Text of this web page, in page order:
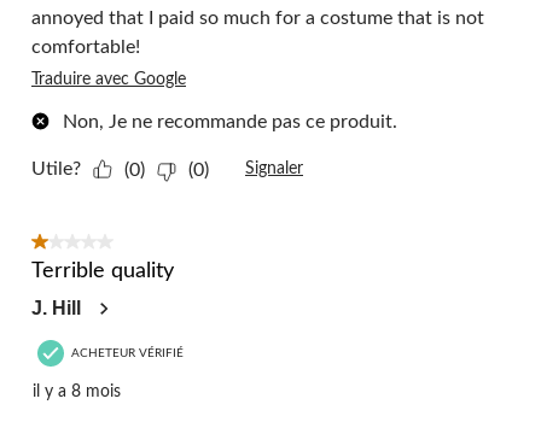
annoyed that I paid so much for a costume that is not
comfortable!
Traduire avec Google
Non, Je ne recommande pas ce produit.
Utile? (0) (0) Signaler
1 étoile(s) sur 5.
Terrible quality
J. Hill
ACHETEUR VÉRIFIÉ
il y a 8 mois